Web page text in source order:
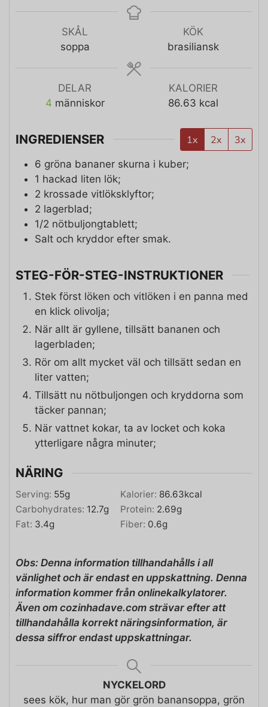
SKÅL
soppa
KÖK
brasiliansk
DELAR
4 människor
KALORIER
86.63 kcal
INGREDIENSER 1x 2x 3x
6 gröna bananer skurna i kuber;
1 hackad liten lök;
2 krossade vitlöksklyftor;
2 lagerblad;
1/2 nötbuljongtablett;
Salt och kryddor efter smak.
STEG-FÖR-STEG-INSTRUKTIONER
Stek först löken och vitlöken i en panna med
en klick olivolja;
När allt är gyllene, tillsätt bananen och
lagerbladen;
Rör om allt mycket väl och tillsätt sedan en
liter vatten;
Tillsätt nu nötbuljongen och kryddorna som
täcker pannan;
När vattnet kokar, ta av locket och koka
ytterligare några minuter;
NÄRING
Serving: 55g Kalorier: 86.63kcal
Carbohydrates: 12.7g Protein: 2.69g
Fat: 3.4g Fiber: 0.6g
Obs: Denna information tillhandahålls i all
vänlighet och är endast en uppskattning. Denna
information kommer från onlinekalkylatorer.
Även om cozinhadave.com strävar efter att
tillhandahålla korrekt näringsinformation, är
dessa siffror endast uppskattningar.
NYCKELORD
sees kök, hur man gör grön banansoppa, grön